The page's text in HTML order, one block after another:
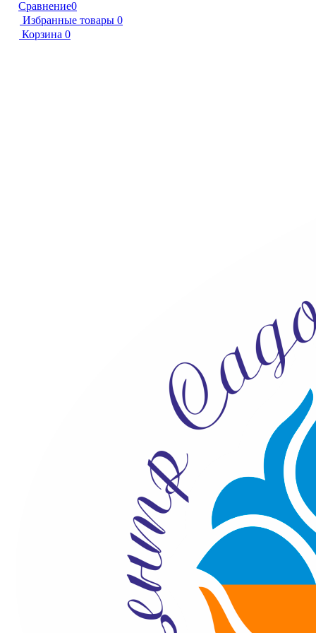
Сравнение0
Избранные товары 0
Корзина 0